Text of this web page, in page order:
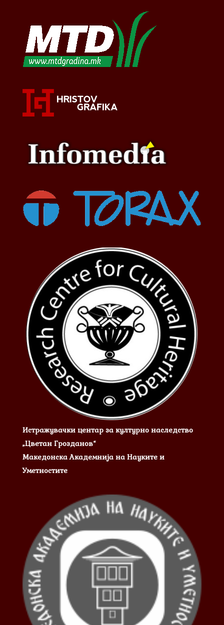
Истражувачки центар за културно наследство
„Цветан Грозданов“
Македонска Академнија на Науките и
Уметностите